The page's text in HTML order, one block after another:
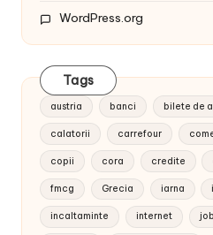
WordPress.org
Tags
austria banci bilete de
calatorii carrefour
copii cora credite
fmcg Grecia iarna
incaltaminte internet